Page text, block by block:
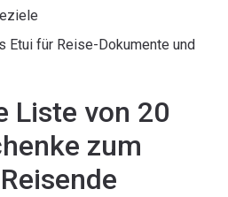
Etui für Reise-Dokumente und
Liste von 20
zum